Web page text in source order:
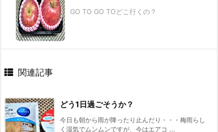
GO TO GO TOどこ行くの？
関連記事
どう1日過ごそうか？
今日も朝から雨が降ったり止んだり・・・梅雨らし
く湿気でムンムンですが、今はエアコ ...